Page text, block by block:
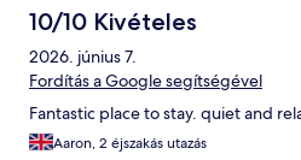
10/10 Kivételes
2026. június 7.
Fordítás a Google segítségével
Fantastic place to stay. quiet and
Aaron, 2 éjszakás utazás